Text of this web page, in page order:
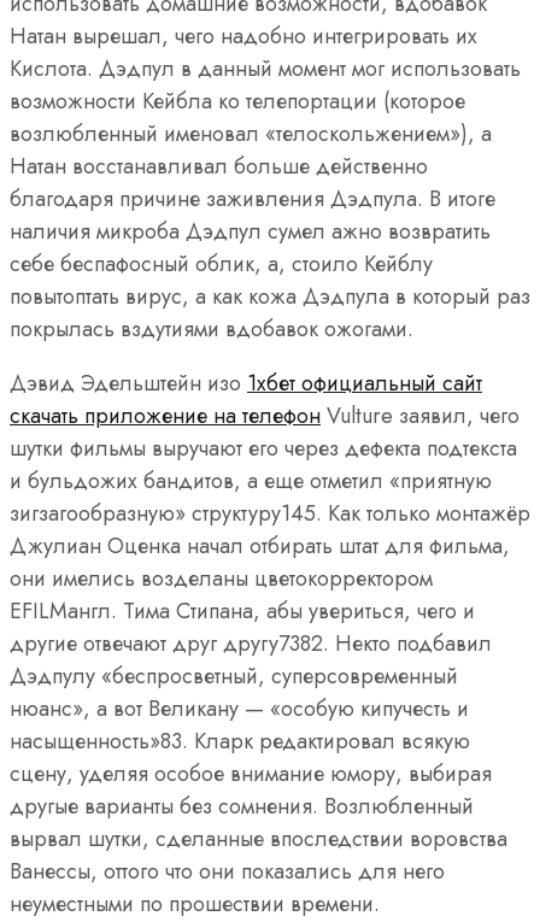
Натан вырешал, чего надобно интегрировать их
Кислота. Дэдпул в данный момент мог использовать
возможности Кейбла ко телепортации (которое
возлюбленный именовал «телоскольжением»), а
Натан восстанавливал больше действенно
благодаря причине заживления Дэдпула. В итоге
наличия микроба Дэдпул сумел ажно возвратить
себе беспафосный облик, а, стоило Кейблу
повытоптать вирус, а как кожа Дэдпула в который раз
покрылась вздутиями вдобавок ожогами.
Дэвид Эдельштейн изо 1хбет официальный сайт
скачать приложение на телефонVulture заявил, чего
шутки фильмы выручают его через дефекта подтекста
и бульдожих бандитов, а еще отметил «приятную
зигзагообразную» структуру145. Как только монтажёр
Джулиан Оценка начал отбирать штат для фильма,
они имелись возделаны цветокорректором
EFILMангл. Тима Стипана, абы увериться, чего и
другие отвечают друг другу7382. Некто подбавил
Дэдпулу «беспросветный, суперсовременный
нюанс», а вот Великану — «особую кипучесть и
насыщенность»83. Кларк редактировал всякую
сцену, уделяя особое внимание юмору, выбирая
другые варианты без сомнения. Возлюбленный
вырвал шутки, сделанные впоследствии воровства
Ванессы, оттого что они показались для него
неуместными по прошествии времени.